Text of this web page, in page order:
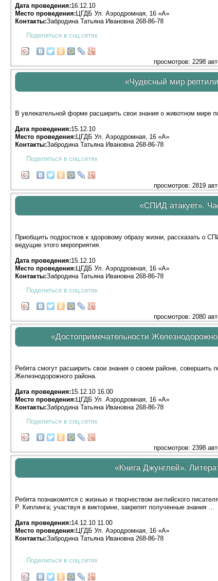
Дата проведения:16.12.10
Место проведения: ЦГДБ Ул. Аэродромная, 16 «А»
Контакты:Забродина Татьяна Ивановна 268-86-78
Поделиться в соц.сетях
просмотров: 2298
«Чудесный мир
В увлекательной форме расширить свои знания о животном мире
Дата проведения:15.12.10
Место проведения: ЦГДБ Ул. Аэродромная, 16 «А»
Контакты:Забродина Татьяна Ивановна 268-86-78
Поделиться в соц.сетях
просмотров: 2819
«СПИД атакует».
Приобщить подростков к здоровому образу жизни, рассказать о
ведущие этого мероприятия.
Дата проведения:15.12.10
Место проведения:ЦГДБ Ул. Аэродромная, 16 «А»
Контакты:Забродина Татьяна Ивановна 268-86-78
Поделиться в соц.сетях
просмотров: 2080
«Достопримечательности
Ребята смогут расширить свои знания о своем районе, совершить
Железнодорожного района.
Дата проведения:15.12.10 16.00
Место проведения: ЦГДБ Ул. Аэродромная, 16 «А»
Контакты:Забродина Татьяна Ивановна 268-86-78
Поделиться в соц.сетях
просмотров: 2398
«Книга Джунглей».
Ребята познакомятся с жизнью и творчеством английского
Р. Киплинга; участвуя в викторине, закрепят полученные знания …
Дата проведения:14.12.10 11.00
Место проведения: ЦГДБ Ул. Аэродромная, 16 «А»
Контакты:Забродина Татьяна Ивановна 268-86-78
Поделиться в соц.сетях